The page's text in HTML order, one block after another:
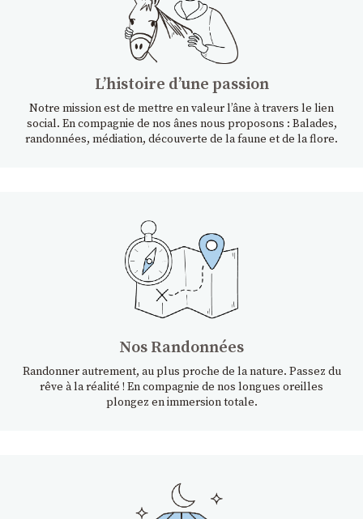
Lʼhistoire dʼune passion
Notre mission est de mettre en valeur l’âne à travers le lien
social. En compagnie de nos ânes nous proposons : Balades,
randonnées, médiation, découverte de la faune et de la flore.
Nos Randonnées
Randonner autrement, au plus proche de la nature. Passez du
rêve à la réalité ! En compagnie de nos longues oreilles
plongez en immersion totale.